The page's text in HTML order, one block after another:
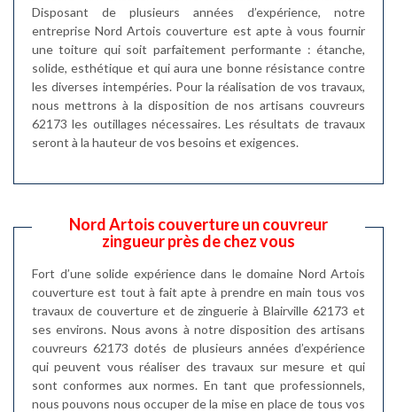
Disposant de plusieurs années d’expérience, notre
entreprise Nord Artois couverture est apte à vous fournir
une toiture qui soit parfaitement performante : étanche,
solide, esthétique et qui aura une bonne résistance contre
les diverses intempéries. Pour la réalisation de vos travaux,
nous mettrons à la disposition de nos artisans couvreurs
62173 les outillages nécessaires. Les résultats de travaux
seront à la hauteur de vos besoins et exigences.
Nord Artois couverture un couvreur
zingueur près de chez vous
Fort d’une solide expérience dans le domaine Nord Artois
couverture est tout à fait apte à prendre en main tous vos
travaux de couverture et de zinguerie à Blairville 62173 et
ses environs. Nous avons à notre disposition des artisans
couvreurs 62173 dotés de plusieurs années d’expérience
qui peuvent vous réaliser des travaux sur mesure et qui
sont conformes aux normes. En tant que professionnels,
nous pouvons nous occuper de la mise en place de tous vos